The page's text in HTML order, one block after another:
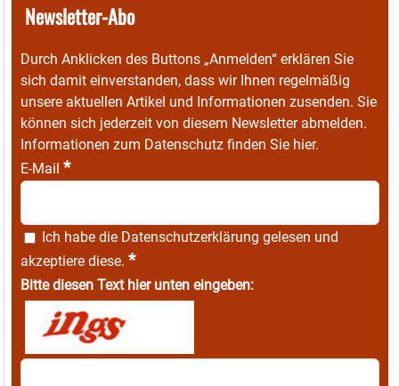
Newsletter-Abo
Durch Anklicken des Buttons „Anmelden“ erklären Sie
sich damit einverstanden, dass wir Ihnen regelmäßig
unsere aktuellen Artikel und Informationen zusenden. Sie
können sich jederzeit von diesem Newsletter abmelden.
Informationen zum Datenschutz finden Sie hier.
E-Mail *
Ich habe die Datenschutzerklärung gelesen und
akzeptiere diese. *
Bitte diesen Text hier unten eingeben: